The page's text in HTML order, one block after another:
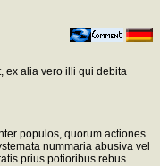
ex alia vero illi qui debita
populos, quorum actiones
nummaria abusiva vel
prius potioribus rebus